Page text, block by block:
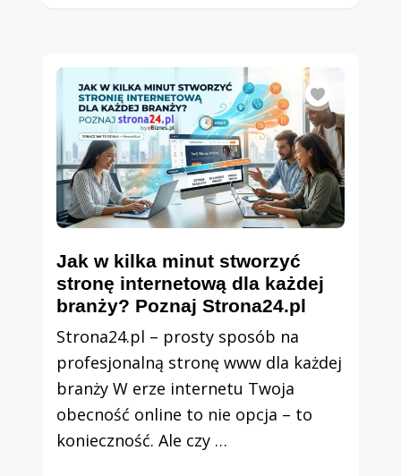
Jak w kilka minut stworzyć
stronę internetową dla każdej
branży? Poznaj Strona24.pl
Strona24.pl – prosty sposób na
profesjonalną stronę www dla każdej
branży W erze internetu Twoja
obecność online to nie opcja – to
konieczność. Ale czy …